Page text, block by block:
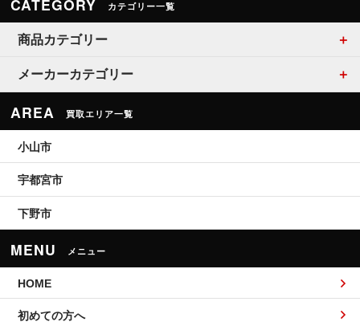
CATEGORY カテゴリー一覧
商品カテゴリー
メーカーカテゴリー
AREA 買取エリア一覧
小山市
宇都宮市
下野市
MENU メニュー
HOME
初めての方へ